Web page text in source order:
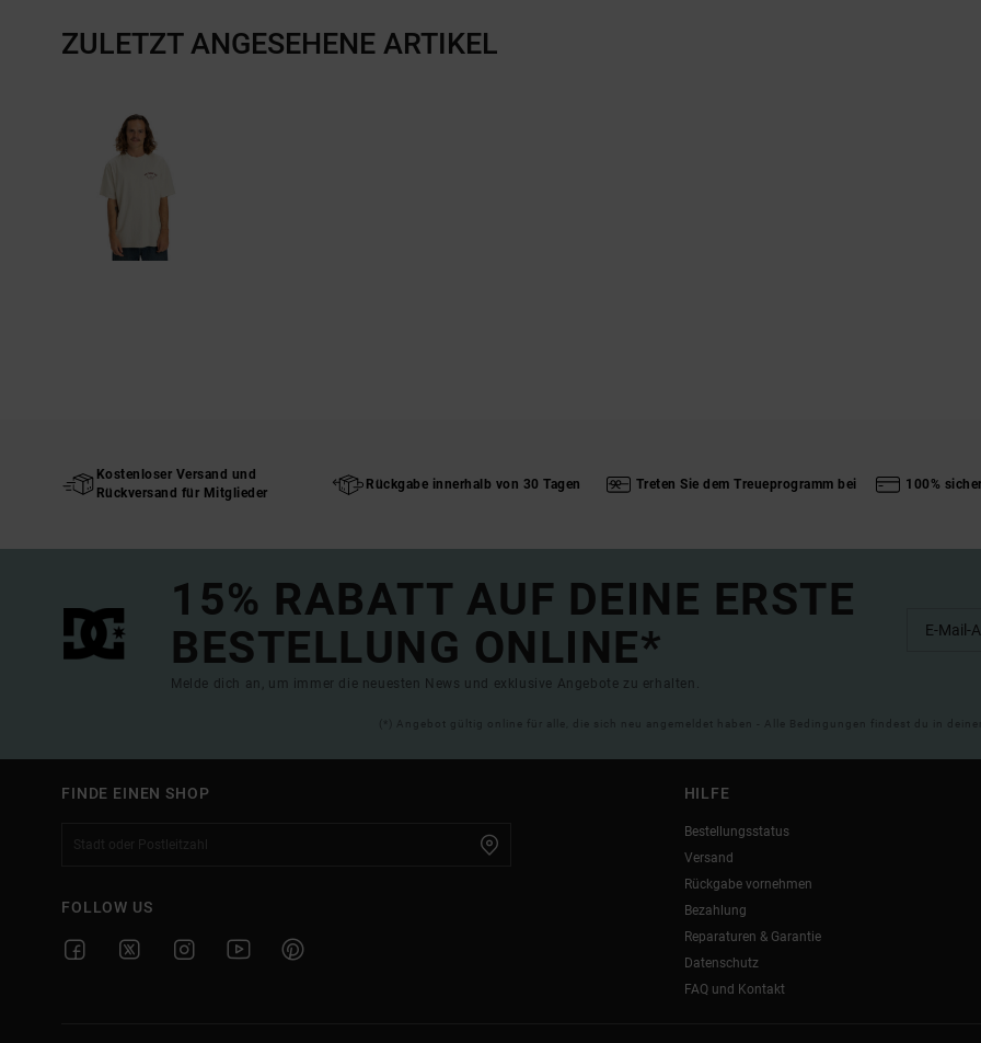
ZULETZT ANGESEHENE ARTIKEL
Kostenloser Versand und
Rückversand für Mitglieder
Rückgabe innerhalb von 30 Tagen Treten Sie dem Treueprogramm bei 100%
15% RABATT AUF DEINE ERSTE
BESTELLUNG ONLINE*
Melde dich an, um immer die neuesten News und exklusive Angebote zu erhalten.
(*) Angebot gültig online für alle, die sich neu angemeldet haben - Alle Bedingungen findest du in
FINDE EINEN SHOP
FOLLOW US
HILFE
Bestellungsstatus
Versand
Rückgabe vornehmen
Bezahlung
Reparaturen & Garantie
Datenschutz
FAQ und Kontakt